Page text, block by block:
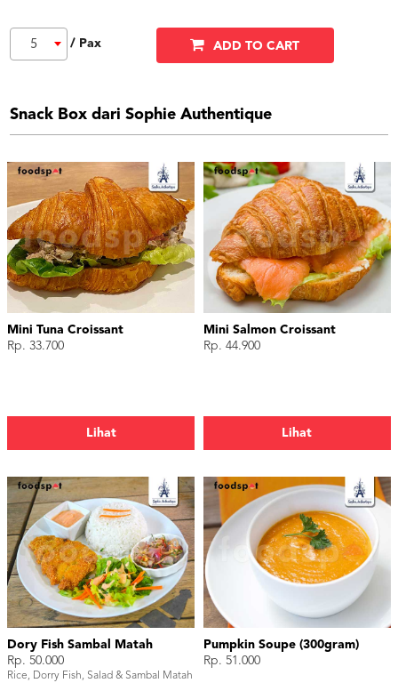
5 / Pax ADD TO CART
Snack Box dari Sophie Authentique
Mini Tuna Croissant
Rp. 33.700
Lihat
Mini Salmon Croissant
Rp. 44.900
Lihat
Dory Fish Sambal Matah
Rp. 50.000
Rice, Dorry Fish, Salad & Sambal Matah
Pumpkin Soupe (300gram)
Rp. 51.000